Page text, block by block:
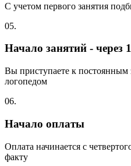
С учетом первого занятия
05.
Начало занятий - через
Вы приступаете к постоянным
логопедом
06.
Начало оплаты
Оплата начинается с
факту